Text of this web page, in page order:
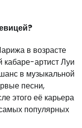
в возрасте
кабаре-артист Луи
в музыкальной
песни,
этого её карьера
популярных